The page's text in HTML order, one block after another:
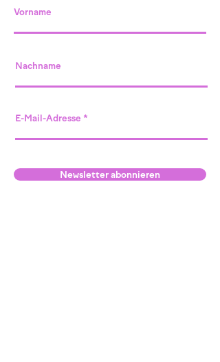
Vorname
Nachname
E-Mail-Adresse
Newsletter abonnieren